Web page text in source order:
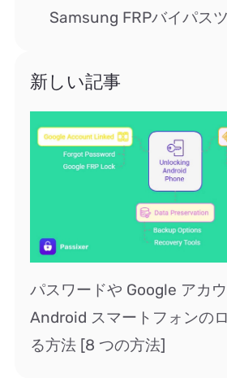
Samsung FRPバイパス
新しい記事
パスワードや Google アカ
Android スマートフォンの
る方法 [8 つの方法]